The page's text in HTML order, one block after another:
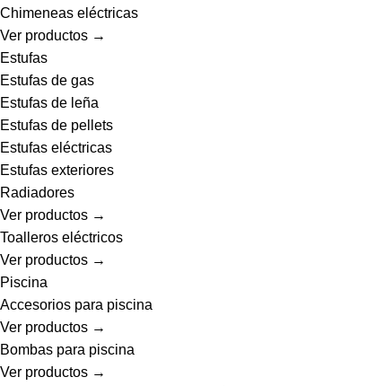
Chimeneas eléctricas
Ver productos →
Estufas
Estufas de gas
Estufas de leña
Estufas de pellets
Estufas eléctricas
Estufas exteriores
Radiadores
Ver productos →
Toalleros eléctricos
Ver productos →
Piscina
Accesorios para piscina
Ver productos →
Bombas para piscina
Ver productos →